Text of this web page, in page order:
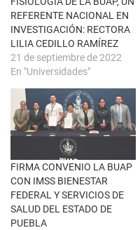
a
n
a
n
u
v
a
)
S
e
a
b
r
e
e
n
u
n
a
v
e
n
t
a
n
a
n
u
e
v
a
)
REFERENTE NACIONAL EN
INVESTIGACIÓN: RECTORA
LILIA CEDILLO RAMÍREZ
21 de septiembre de 2022
En "Universidades"
FIRMA CONVENIO LA BUAP
CON IMSS BIENESTAR
FEDERAL Y SERVICIOS DE
SALUD DEL ESTADO DE
PUEBLA